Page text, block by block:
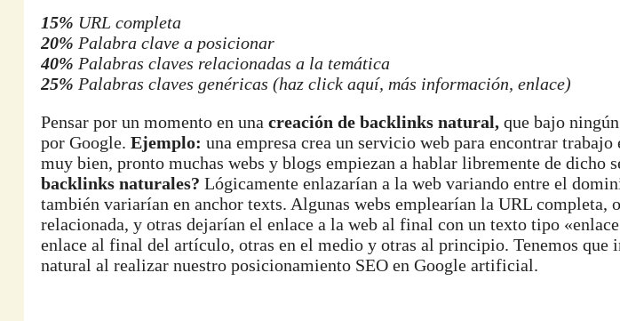
15% URL completa
20% Palabra clave a posicionar
40% Palabras claves relacionadas a la temática
25% Palabras claves genéricas (haz click aquí, más información, enlace)
Pensar por un momento en una creación de backlinks natural, que bajo
por Google. Ejemplo: una empresa crea un servicio web para encontrar
muy bien, pronto muchas webs y blogs empiezan a hablar libremente de dicho
backlinks naturales? Lógicamente enlazarían a la web variando entre el
también variarían en anchor texts. Algunas webs emplearían la URL completa,
relacionada, y otras dejarían el enlace a la web al final con un texto tipo
enlace al final del artículo, otras en el medio y otras al principio. Tenemos
natural al realizar nuestro posicionamiento SEO en Google artificial.